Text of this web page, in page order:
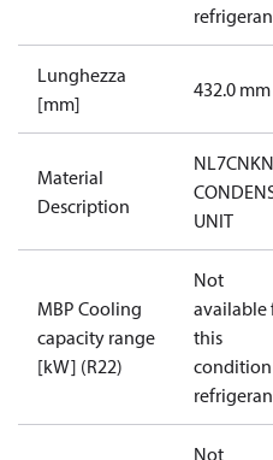
Lunghezza
[mm]
432.0 mm
Material
Description
UNIT
MBP Cooling
capacity range
[kW] (R22)
Not
available
this
Not